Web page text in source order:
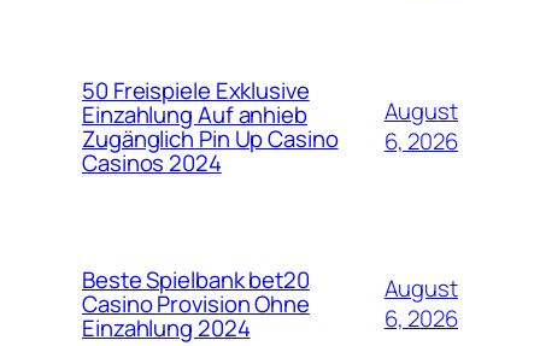
50 Freispiele Exklusive
Einzahlung Auf anhieb
Zugänglich Pin Up Casino
Casinos 2024
August
6, 2026
Beste Spielbank bet20
Casino Provision Ohne
Einzahlung 2024
August
6, 2026